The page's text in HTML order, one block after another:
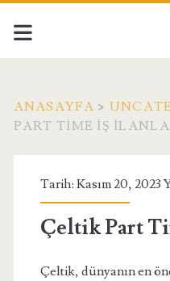
ANASAYFA >
PART TIME İŞ
Tarih: Kasım 20, 2023
Çeltik Part
Çeltik, dünyanın en